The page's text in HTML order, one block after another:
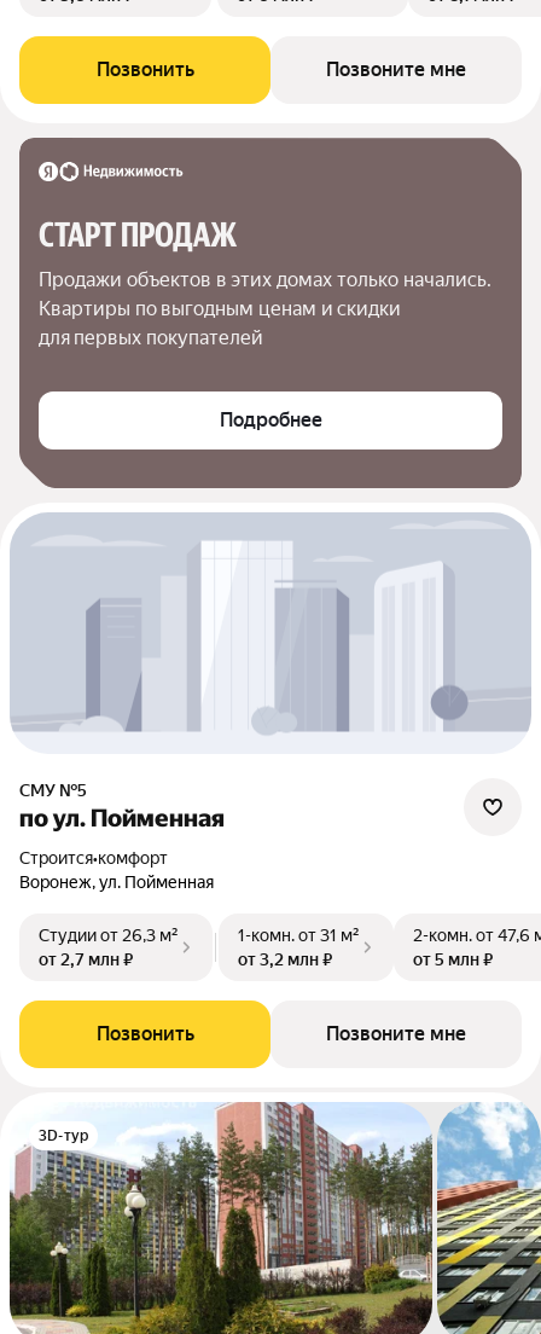
Позвонить Позвоните мне
СТАРТ ПРОДАЖ
Продажи объектов в этих домах только начались.
Квартиры по выгодным ценам и скидки
для первых покупателей
Подробнее
СМУ №5
по ул. Пойменная
Строится•комфорт
Воронеж, ул. Пойменная
Студииот 26,3 м²
от 2,7 млн ₽
1-комн.от 31 м²
от 3,2 млн ₽
2-комн.от 47,6
от 5 млн ₽
Позвонить Позвоните мне
3D-тур